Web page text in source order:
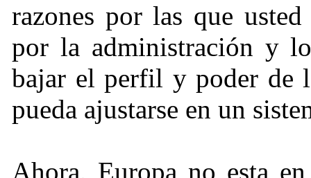
razones por las que
por la administración y
bajar el perfil y poder de
pueda ajustarse en un
Ahora, Europa no esta